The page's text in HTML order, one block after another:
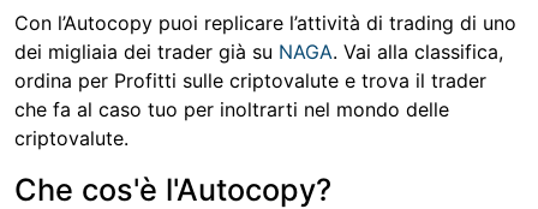
Con l’Autocopy puoi replicare l’attività di trading di uno
dei migliaia dei trader già su NAGA. Vai alla classifica,
ordina per Profitti sulle criptovalute e trova il trader
che fa al caso tuo per inoltrarti nel mondo delle
criptovalute.
Che cos'è l'Autocopy?